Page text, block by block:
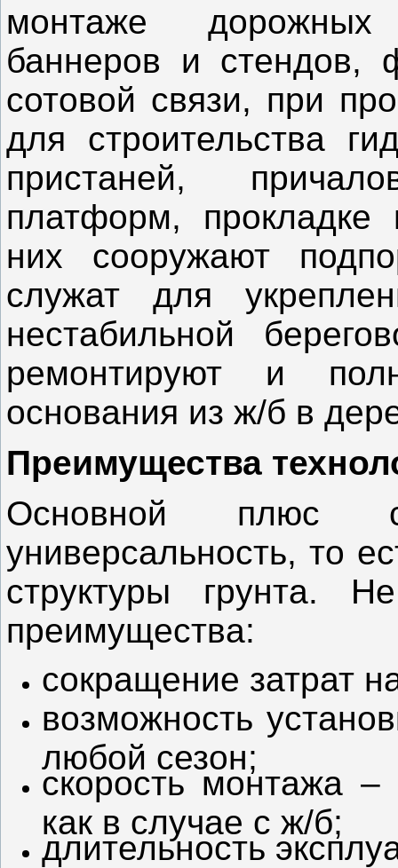
монтаже дорожных
баннеров и стендов,
сотовой связи, при
для строительства
пристаней,
платформ,
них сооружают
служат для
нестабильной
ремонтируют и
основания из ж/б в
Преимущества
Основной плюс
универсальность, то
структуры грунта.
преимущества:
сокращение затрат
возможность
любой сезон;
скорость монтажа
как в случае с ж/б;
длительность